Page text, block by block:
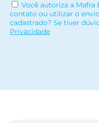
Você autoriza a Mafra
contato ou utilizar o
cadastrado? Se tiver
Privacidade